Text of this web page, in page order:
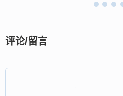
评论/留言